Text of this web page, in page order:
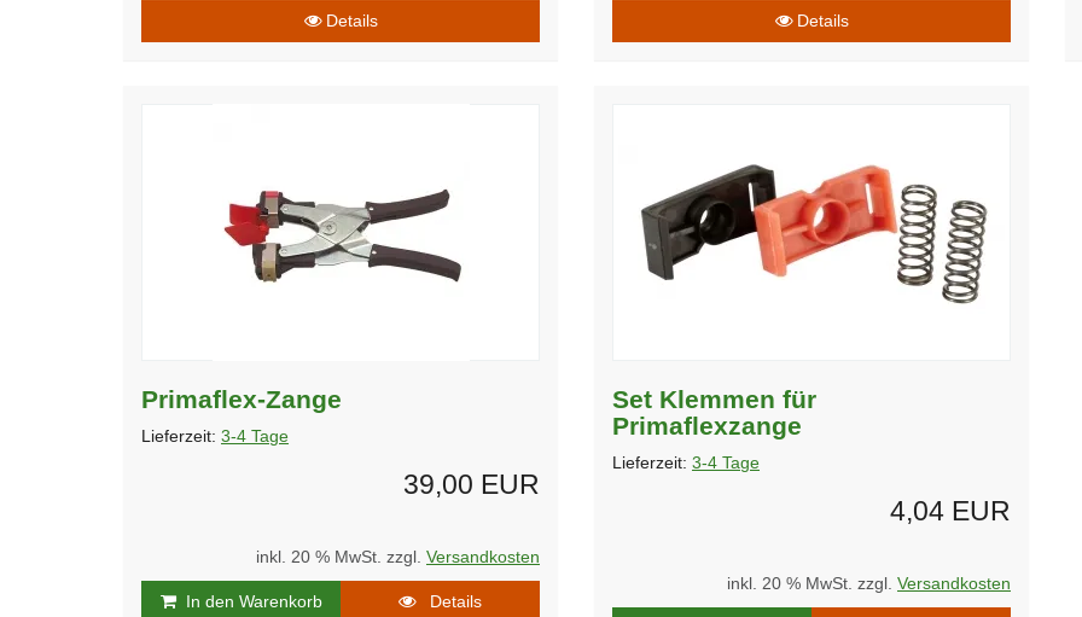
Details Details
Primaflex-Zange
Lieferzeit: 3-4 Tage
39,00 EUR
inkl. 20 % MwSt. zzgl. Versandkosten
In den Warenkorb Details
Set Klemmen für
Primaflexzange
Lieferzeit: 3-4 Tage
4,04 EUR
inkl. 20 % MwSt. zzgl. Versandkosten